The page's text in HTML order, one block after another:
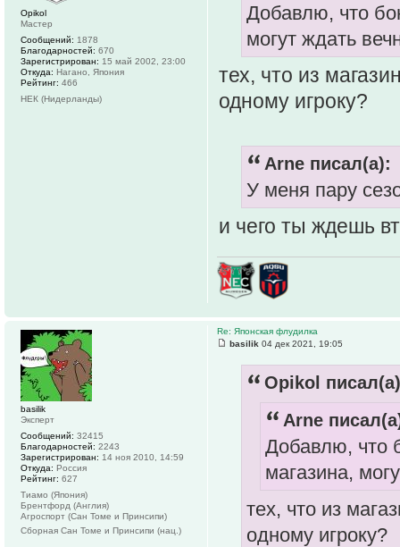
Добавлю, что
могут ждать
тех, что из
одному игроку?
Arne писал(а):
У меня пару
и чего ты ждешь
Opikol
Мастер
Сообщений: 1878
Благодарностей: 670
Зарегистрирован: 15 май 2002, 23:00
Откуда: Нагано, Япония
Рейтинг: 466
НЕК (Нидерланды)
Re: Японская флудилка
basilik 04 дек 2021, 19:05
Opikol
Arne
Добавлю, что
магазина,
тех, что из
одному игроку?
basilik
Эксперт
Сообщений: 32415
Благодарностей: 2243
Зарегистрирован: 14 ноя 2010, 14:59
Откуда: Россия
Рейтинг: 627
Тиамо (Япония)
Брентфорд (Англия)
Агроспорт (Сан Томе и Принсипи)
Сборная Сан Томе и Принсипи (нац.)